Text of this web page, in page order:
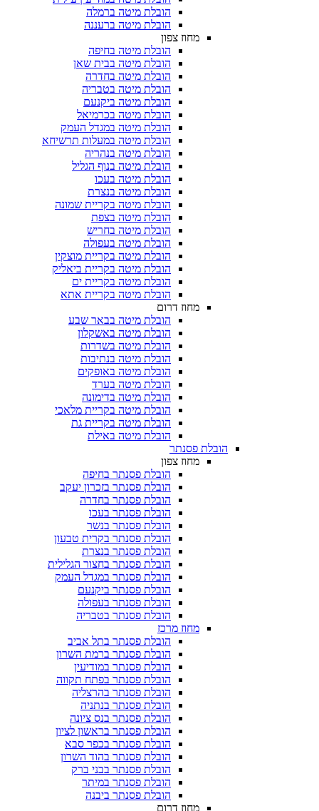
הובלת מיטה ברמלה
הובלת מיטה ברעננה
הובלת מיטה בחיפה
הובלת מיטה בבית שאן
הובלת מיטה בחדרה
הובלת מיטה בטבריה
הובלת מיטה ביקנעם
הובלת מיטה בכרמיאל
הובלת מיטה במגדל העמק
הובלת מיטה במעלות תרשיחא
הובלת מיטה בנהריה
הובלת מיטה בנוף הגליל
הובלת מיטה בנצרת
הובלת מיטה בקריית שמונה
הובלת מיטה בצפת
הובלת מיטה בחריש
הובלת מיטה בעפולה
הובלת מיטה בקריית מוצקין
הובלת מיטה בקריית ביאליק
הובלת מיטה בקריית ים
הובלת מיטה בקריית אתא
הובלת מיטה בבאר שבע
הובלת מיטה באשקלון
הובלת מיטה בשדרות
הובלת מיטה בנתיבות
הובלת מיטה באופקים
הובלת מיטה בערד
הובלת מיטה בדימונה
הובלת מיטה בקריית מלאכי
הובלת מיטה בקריית גת
הובלת מיטה באילת
הובלת פסנתר בחיפה
הובלת פסנתר בזכרון יעקב
הובלת פסנתר בחדרה
הובלת פסנתר בעכו
הובלת פסנתר בנשר
הובלת פסנתר בקרית טבעון
הובלת פסנתר בנצרת
הובלת פסנתר בחצור הגלילית
הובלת פסנתר במגדל העמק
הובלת פסנתר ביקנעם
הובלת פסנתר בעפולה
הובלת פסנתר בטבריה
הובלת פסנתר בתל אביב
הובלת פסנתר ברמת השרון
הובלת פסנתר במודיעין
הובלת פסנתר בפתח תקווה
הובלת פסנתר בהרצליה
הובלת פסנתר בנתניה
הובלת פסנתר בנס ציונה
הובלת פסנתר בראשון לציון
הובלת פסנתר בכפר סבא
הובלת פסנתר בהוד השרון
הובלת פסנתר בבני ברק
הובלת פסנתר במיתר
הובלת פסנתר ביבנה